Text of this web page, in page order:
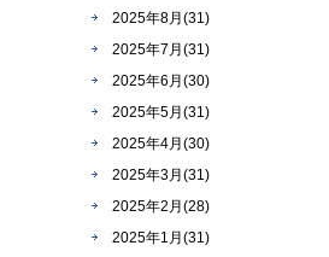
2025年8月(31)
2025年7月(31)
2025年6月(30)
2025年5月(31)
2025年4月(30)
2025年3月(31)
2025年2月(28)
2025年1月(31)